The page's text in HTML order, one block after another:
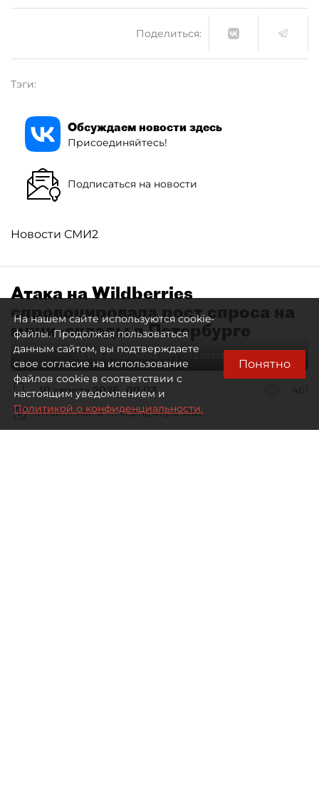
Поделиться:
Тэги:
Обсуждаем новости здесь
Присоединяйтесь!
Подписаться на новости
Новости СМИ2
Атака на Wildberries
спровоцировала рост спроса на
мини–склады в Петербурге
Автор фото:Stokkete / Shutterstock / FOTODOM
10 августа 2026 00:03
461
Читайте нас в мессенджере Max
На нашем сайте используются cookie-
файлы. Продолжая пользоваться
данным сайтом, вы подтверждаете
свое согласие на использование
файлов cookie в соответствии с
настоящим уведомлением и
Политикой о конфиденциальности.
Понятно